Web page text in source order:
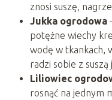
znosi suszę,
Jukka ogrodowa
potężne wiechy
wodę w tkankach,
radzi sobie z suszą
Liliowiec
rosnąć na jednym